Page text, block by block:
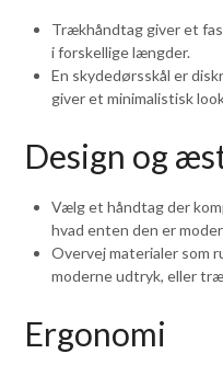
Trækhåndtag giver et
i forskellige længder.
En skydedørsskål er
giver et minimalistisk
Design og
Vælg et håndtag der
hvad enten den er
Overvej materialer som
moderne udtryk, eller
Ergonomi